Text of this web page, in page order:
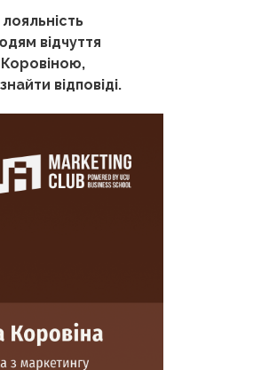
відчуття
відповіді.